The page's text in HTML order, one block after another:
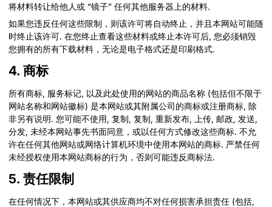
将材料转让给他人或 “镜子” 任何其他服务器上的材料.
如果您违反任何这些限制，则该许可将自动终止，并且本网站可能随
时终止该许可. 在您终止查看这些材料或终止本许可后, 您必须销毁
您拥有的所有下载材料，无论是电子格式还是印刷格式.
4. 商标
所有商标, 服务标记, 以及此处使用的网站的商品名称 (包括但不限于
网站名称和网站徽标) 是本网站或其附属公司的商标或注册商标, 除
非另有说明. 您可能不使用, 复制, 复制, 重新发布, 上传, 邮政, 发送,
分发, 未经本网站事先书面同意，或以任何方式修改这些商标. 不允
许在任何其他网站或网络计算机环境中使用本网站的商标. 严禁任何
未经授权使用本网站商标的行为，否则可能违反商标法.
5. 责任限制
在任何情况下，本网站或其供应商均不对任何损害承担责任 (包括,